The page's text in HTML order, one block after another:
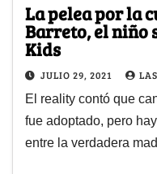
La pelea por la
Barreto, el niño
Kids
JULIO 29, 2021
El reality contó que
fue adoptado, pero
entre la verdadera